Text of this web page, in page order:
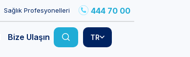
Sağlık Profesyonelleri 444 70 00
Bize Ulaşın TR